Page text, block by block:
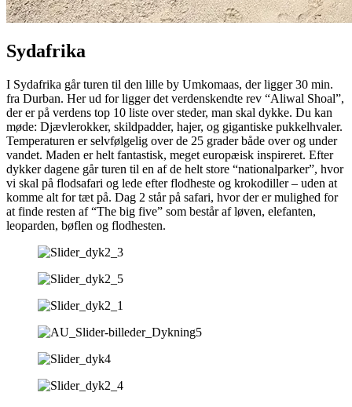
Sydafrika
I Sydafrika går turen til den lille by Umkomaas, der ligger 30 min.
fra Durban. Her ud for ligger det verdenskendte rev “Aliwal Shoal”,
der er på verdens top 10 liste over steder, man skal dykke. Du kan
møde: Djævlerokker, skildpadder, hajer, og gigantiske pukkelhvaler.
Temperaturen er selvfølgelig over de 25 grader både over og under
vandet. Maden er helt fantastisk, meget europæisk inspireret. Efter
dykker dagene går turen til en af de helt store “nationalparker”, hvor
vi skal på flodsafari og lede efter flodheste og krokodiller – uden at
komme alt for tæt på. Dag 2 står på safari, hvor der er mulighed for
at finde resten af “The big five” som består af løven, elefanten,
leoparden, bøflen og flodhesten.